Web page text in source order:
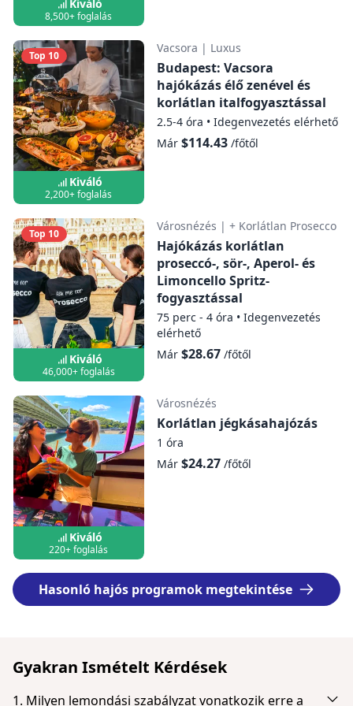
Kiváló
8,500+ foglalás
Top 10
Kiváló
2,200+ foglalás
Vacsora | Luxus
Budapest: Vacsora
hajókázás élő zenével és
korlátlan italfogyasztással
2.5-4 óra • Idegenvezetés elérhető
Már $114.43/főtől
Top 10
Kiváló
46,000+ foglalás
Városnézés | + Korlátlan Prosecco
Hajókázás korlátlan
proseccó-, sör-, Aperol- és
Limoncello Spritz-
fogyasztással
75 perc - 4 óra • Idegenvezetés
elérhető
Már $28.67/főtől
Kiváló
220+ foglalás
Városnézés
Korlátlan jégkásahajózás
1 óra
Már $24.27/főtől
Hasonló hajós programok megtekintése
Gyakran Ismételt Kérdések
1. Milyen lemondási szabályzat vonatkozik erre a